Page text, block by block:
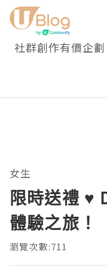
社群創作有價企劃
女生
限時送禮 ♥
體驗之旅！
瀏覽次數:711